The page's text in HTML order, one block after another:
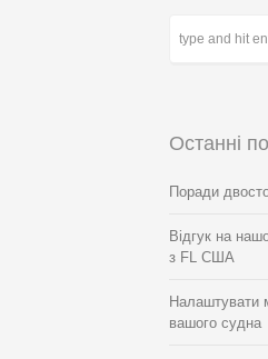
Останні
Поради
Відгук на
з FL США
Налаштувати
вашого судна